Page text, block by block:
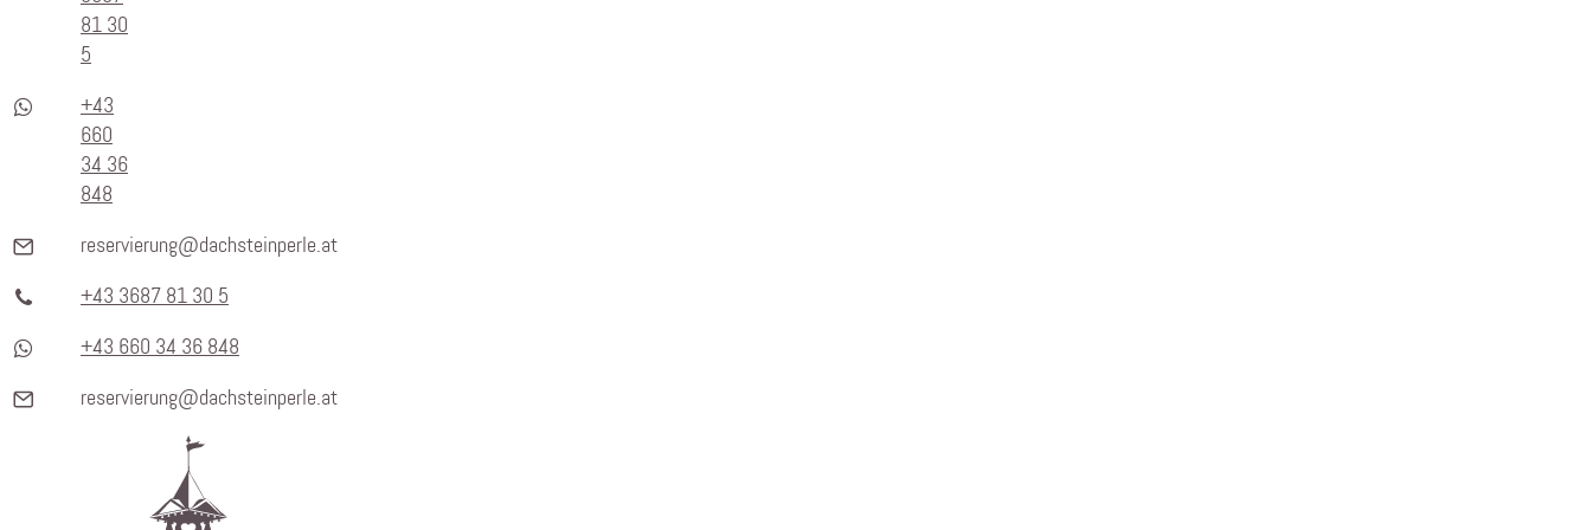
81 30
5
+43
660
34 36
848
reservierung@dachsteinperle.at
+43 3687 81 30 5
+43 660 34 36 848
reservierung@dachsteinperle.at